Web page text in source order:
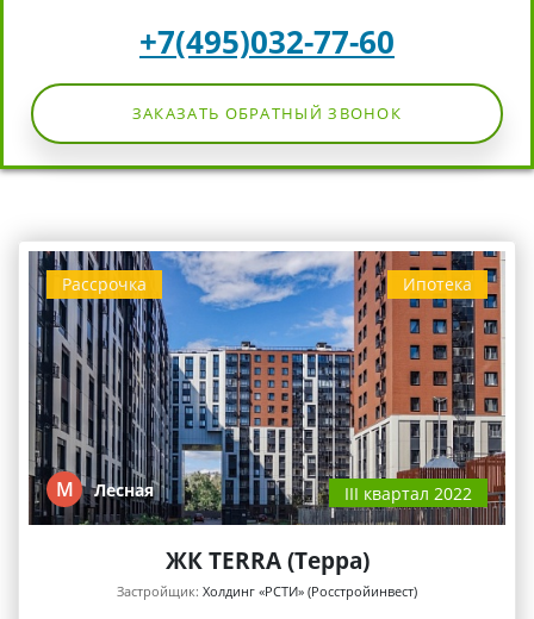
+7(495)032-77-60
ЗАКАЗАТЬ ОБРАТНЫЙ ЗВОНОК
Ипотека
Рассрочка
М Лесная III квартал 2022
ЖК TERRA (Терра)
Застройщик: Холдинг «РСТИ» (Росстройинвест)